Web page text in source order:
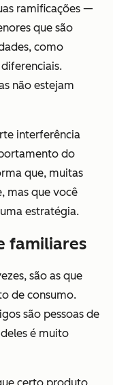
ramificações —
que são
como
não estejam
interferência
do
que, muitas
mas que você
estratégia.
familiares
são as que
de consumo.
são pessoas de
é muito